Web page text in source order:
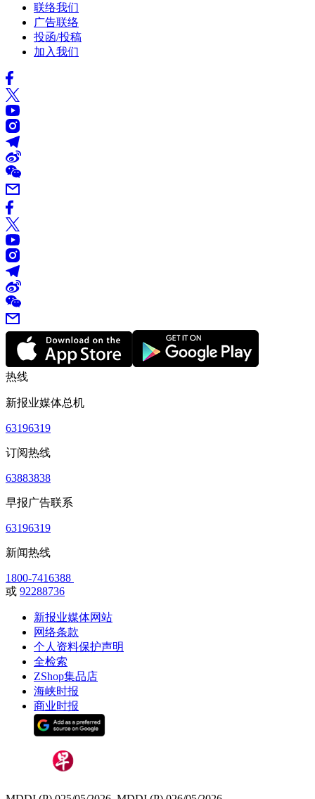
联络我们
广告联络
投函/投稿
加入我们
热线
新报业媒体总机
63196319
订阅热线
63883838
早报广告联系
63196319
新闻热线
1800-7416388
或 92288736
新报业媒体网站
网络条款
个人资料保护声明
全检索
ZShop集品店
海峡时报
商业时报